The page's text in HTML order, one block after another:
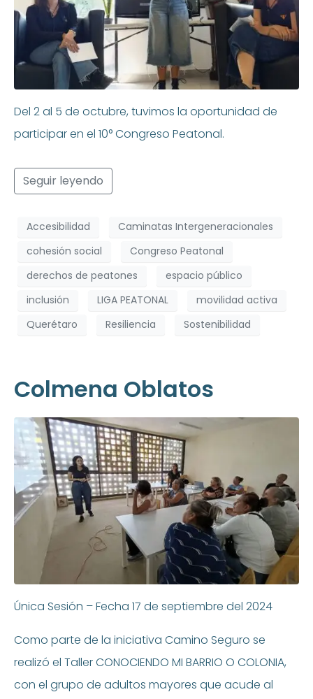
Del 2 al 5 de octubre, tuvimos la oportunidad de
participar en el 10° Congreso Peatonal.
Seguir leyendo
Accesibilidad
Caminatas Intergeneracionales
cohesión social
Congreso Peatonal
derechos de peatones
espacio público
inclusión
LIGA PEATONAL
movilidad activa
Querétaro
Resiliencia Sostenibilidad
Colmena Oblatos
Única Sesión – Fecha 17 de septiembre del 2024
Como parte de la iniciativa Camino Seguro se
realizó el Taller CONOCIENDO MI BARRIO O COLONIA,
con el grupo de adultos mayores que acude al